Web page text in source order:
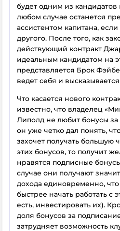
будет одним из кандидатов
любом случае останется
ассистентом капитана,
другого. После того, как
действующий контракт
идеальным кандидатом на
представляется Брок
ведет себя и
Что касается нового
известно, что владелец
Липолд не любит бонусы за
он уже четко дал понять,
захочет получать большую
этих бонусов, то получит
нравятся подписные
случае они получают
дохода единовременно,
быстрее начать работать с
есть, инвестировать их).
доля бонусов за
затрудняет возможность